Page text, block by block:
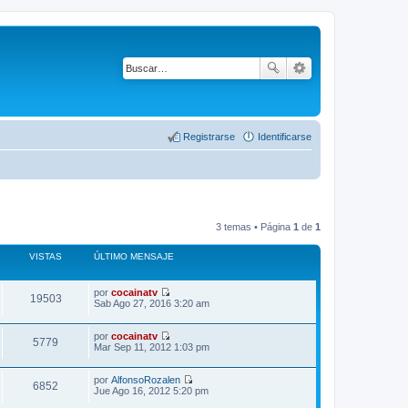
Identificarse
Registrarse
3 temas • Página 1 de 1
VISTAS ÚLTIMO MENSAJE
19503 por cocainatv
V
r
l
i
m
o
Sab Ago 27, 2016 3:20 am
5779 por cocainatv
V
r
ú
Mar Sep 11, 2012 1:03 pm
6852 por AlfonsoRozalen
V
e
Jue Ago 16, 2012 5:20 pm